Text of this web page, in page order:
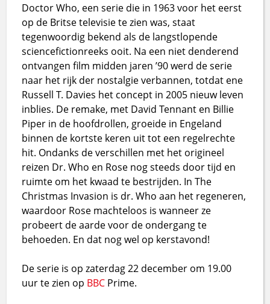
Doctor Who, een serie die in 1963 voor het eerst
op de Britse televisie te zien was, staat
tegenwoordig bekend als de langstlopende
sciencefictionreeks ooit. Na een niet denderend
ontvangen film midden jaren ’90 werd de serie
naar het rijk der nostalgie verbannen, totdat ene
Russell T. Davies het concept in 2005 nieuw leven
inblies. De remake, met David Tennant en Billie
Piper in de hoofdrollen, groeide in Engeland
binnen de kortste keren uit tot een regelrechte
hit. Ondanks de verschillen met het origineel
reizen Dr. Who en Rose nog steeds door tijd en
ruimte om het kwaad te bestrijden. In The
Christmas Invasion is dr. Who aan het regeneren,
waardoor Rose machteloos is wanneer ze
probeert de aarde voor de ondergang te
behoeden. En dat nog wel op kerstavond!
De serie is op zaterdag 22 december om 19.00
uur te zien op BBC Prime.